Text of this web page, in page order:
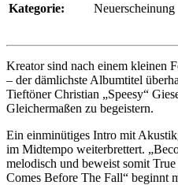
Kategorie:
Neuerscheinung
Kreator sind nach einem kleinen
– der dämlichste Albumtitel
Tieftöner Christian „Speesy“
Gleichermaßen zu begeistern.
Ein einminütiges Intro mit
im Midtempo weiterbrettert.
melodisch und beweist somit
Comes Before The Fall“ beginnt